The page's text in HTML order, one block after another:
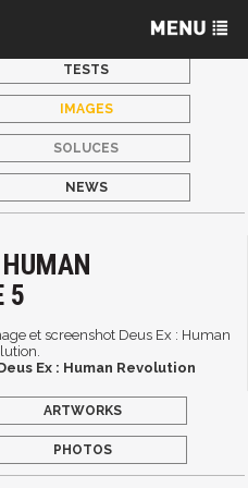
TESTS
IMAGES
SOLUCES
NEWS
5
et screenshot Deus Ex : Human
Ex : Human Revolution
ARTWORKS
PHOTOS